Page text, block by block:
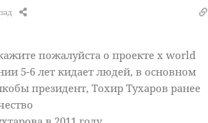
пожалуйста о проекте x world
5-6 лет кидает людей, в основном
президент, Тохир Тухаров ранее